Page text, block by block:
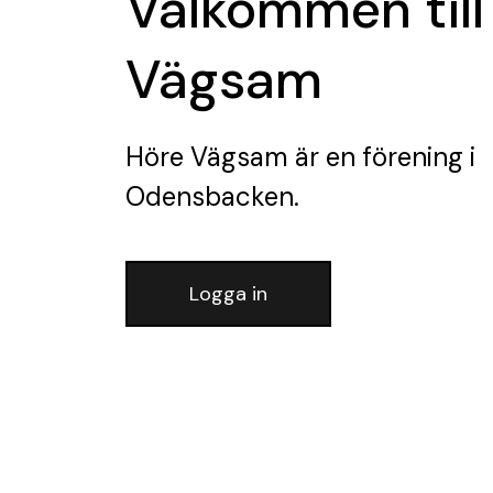
Vägsam
Höre Vägsam är en förening i
Odensbacken.
Logga in